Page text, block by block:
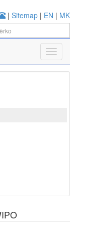
| Sitemap | EN | MK